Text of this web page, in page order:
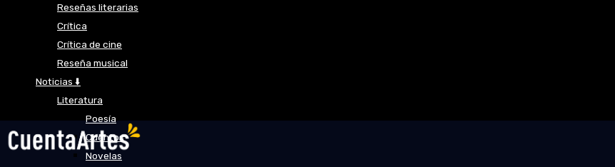
Reseñas literarias
Crítica
Crítica de cine
Reseña musical
Noticias ⬇️
Literatura
Poesía
Cuentos
Novelas